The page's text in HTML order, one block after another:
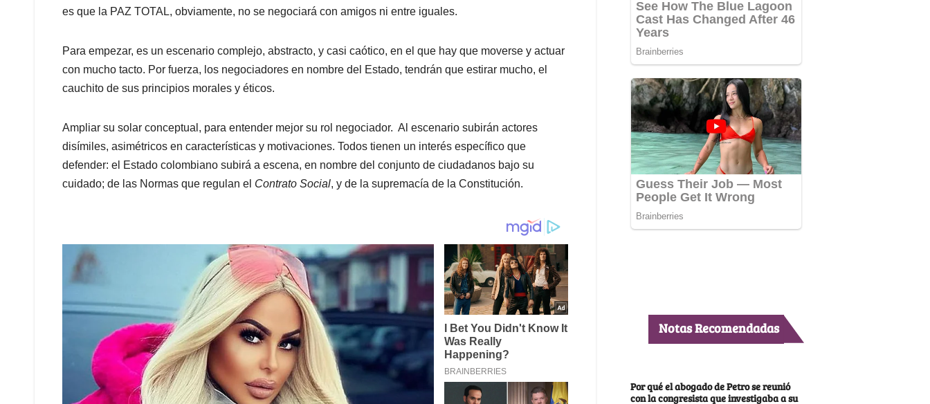
p
k
n
es que la PAZ TOTAL, obviamente, no se negociará con amigos ni entre iguales.
Para empezar, es un escenario complejo, abstracto, y casi caótico, en el que hay que moverse y actuar
con mucho tacto. Por fuerza, los negociadores en nombre del Estado, tendrán que estirar mucho, el
cauchito de sus principios morales y éticos.
Ampliar su solar conceptual, para entender mejor su rol negociador. Al escenario subirán actores
disímiles, asimétricos en características y motivaciones. Todos tienen un interés específico que
defender: el Estado colombiano subirá a escena, en nombre del conjunto de ciudadanos bajo su
cuidado; de las Normas que regulan el Contrato Social, y de la supremacía de la Constitución.
Notas Recomendadas
Por qué el abogado de Petro se reunió
con la congresista que investigaba a su